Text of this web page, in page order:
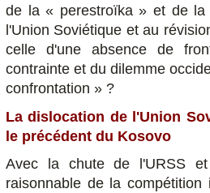
de la « perestroïka » et de
l'Union Soviétique et au
celle d'une absence de
contrainte et du dilemme
confrontation » ?
La dislocation de l'Union
le précédent du Kosovo
Avec la chute de l'URSS
raisonnable de la